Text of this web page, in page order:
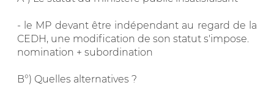
- le MP devant être indépendant au regard de la
CEDH, une modification de son statut s'impose.
nomination + subordination
B°) Quelles alternatives ?